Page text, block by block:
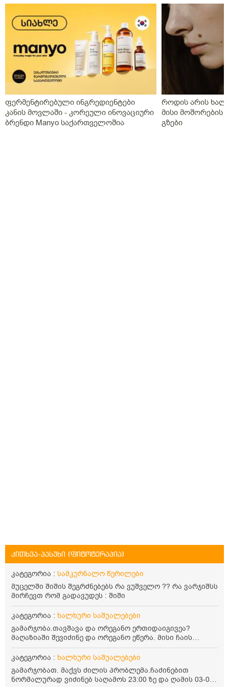
ფერმენტირებული ინგრედიენტები
კანის მოვლაში - კორეული ინოვაციური
ბრენდი Manyo საქართველოშია
როდის არის
მისი მოშორების
გზები
კითხვა-პასუხი (ფიტოტერაპია)
კატეგორია : სამკურნალო წერილები
მუცელში შიშის შეგრძნებებს რა ვუშველო ?? რა ვარჯიშსს
მირჩევთ რომ გადავუდეს : შიში
კატეგორია : ხალხური საშუალებები
გამარჯობა.თავშავა და ორეგანო ერთიდაიგივეა?
მაღაზიაში შევიძინე და ორეგანო ეწერა. მისი ჩაის
დალევის წესი მაინტერესებს.რისთვის არის კარგი?
წავიკითხე რომ: 1 ჭიქა თბილ წყალში ჩავყაროთ 1 ჩაის
კოვზი დაქუცმაცებული და გამხმარი ორეგანო და
გავაჩეროთ 10-15 წუთი, მივიღოთო ჭამიდან 1-2 საათში.
მიზანი: ანტიოქსიდანტური და ანთების საწინააღმდეგო
კატეგორია : ხალხური საშუალებები
გამარჯობათ. მაქვს ძილის პრობლემა.ჩაძინებით
ნორმალურად ვიძინებ საღამოს 23:00 ზე და ღამის 03-00